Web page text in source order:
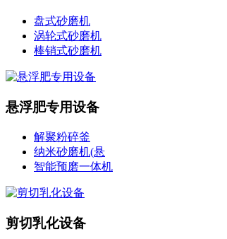
盘式砂磨机
涡轮式砂磨机
棒销式砂磨机
悬浮肥专用设备
解聚粉碎釜
纳米砂磨机(悬
智能预磨一体机
剪切乳化设备